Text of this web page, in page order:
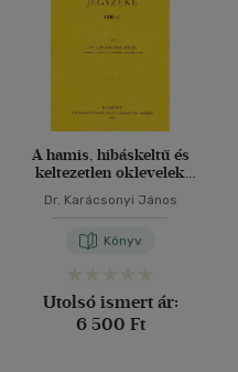
A hamis, hibáskeltű és
keltezetlen oklevelek
Dr. Karácsonyi János
Könyv
Utolsó ismert ár:
6 500 Ft